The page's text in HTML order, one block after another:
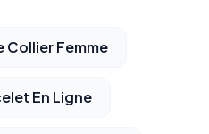
Collier Femme
En Ligne